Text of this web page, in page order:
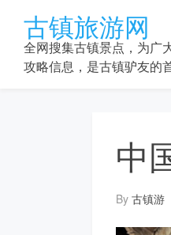
content
古镇旅游网
全网搜集古镇景点，为广
攻略信息，是古镇驴友的
中
By 古镇游